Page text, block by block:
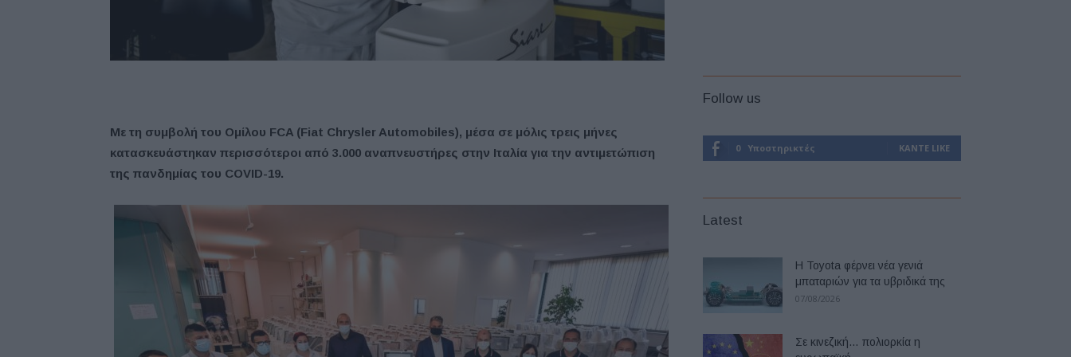
Με τη συμβολή του Ομίλου FCA (Fiat Chrysler Automobiles), μέσα σε μόλις τρεις μήνες
κατασκευάστηκαν περισσότεροι από 3.000 αναπνευστήρες στην Ιταλία για την αντιμετώπιση
της πανδημίας του COVID-19.
Follow us
0 Υποστηρικτές ΚΆΝΤΕ LIKE
Latest
Η Toyota φέρνει νέα γενιά
μπαταριών για τα υβριδικά της
07/08/2026
Σε κινεζική… πολιορκία η